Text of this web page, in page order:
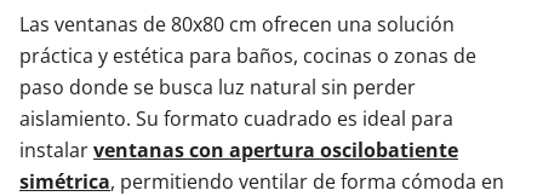
Las ventanas de 80x80 cm ofrecen una solución
práctica y estética para baños, cocinas o zonas de
paso donde se busca luz natural sin perder
aislamiento. Su formato cuadrado es ideal para
instalarventanas con apertura oscilobatiente
simétrica, permitiendo ventilar de forma cómoda en